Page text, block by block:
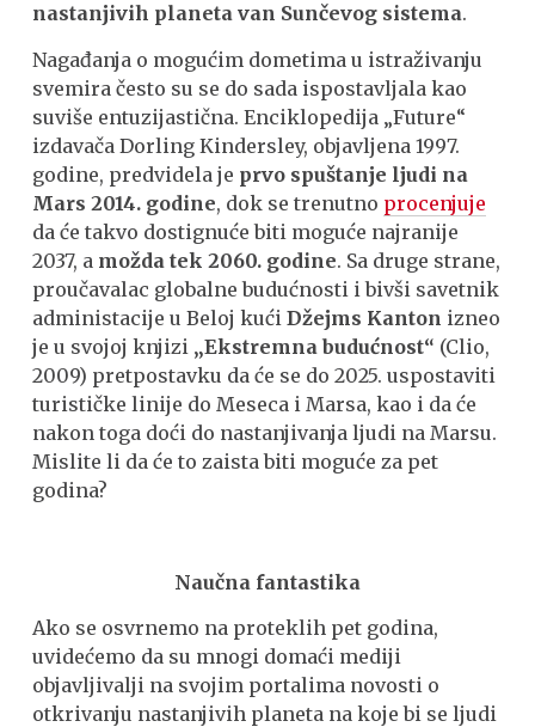
nastanjivih planeta van Sunčevog sistema.
Nagađanja o mogućim dometima u istraživanju
svemira često su se do sada ispostavljala kao
suviše entuzijastična. Enciklopedija „Future“
izdavača Dorling Kindersley, objavljena 1997.
godine, predvidela je prvo spuštanje ljudi na
Mars 2014. godine, dok se trenutno procenjuje
da će takvo dostignuće biti moguće najranije
2037, a možda tek 2060. godine. Sa druge strane,
proučavalac globalne budućnosti i bivši savetnik
administacije u Beloj kućiDžejms Kanton izneo
je u svojoj knjizi „Ekstremna budućnost“ (Clio,
2009) pretpostavku da će se do 2025. uspostaviti
turističke linije do Meseca i Marsa, kao i da će
nakon toga doći do nastanjivanja ljudi na Marsu.
Mislite li da će to zaista biti moguće za pet
godina?
Naučna fantastika
Ako se osvrnemo na proteklih pet godina,
uvidećemo da su mnogi domaći mediji
objavljivalji na svojim portalima novosti o
otkrivanju nastanjivih planeta na koje bi se ljudi